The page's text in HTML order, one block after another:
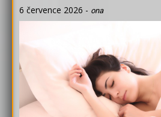
6 července 2026 - ona